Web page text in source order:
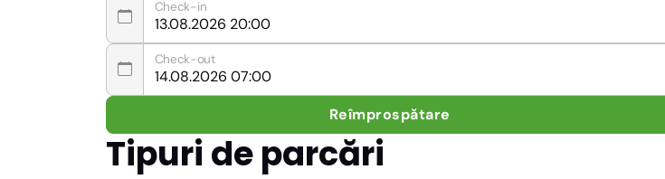
Check-in
Check-out
Reîmprospătare
Tipuri de parcări